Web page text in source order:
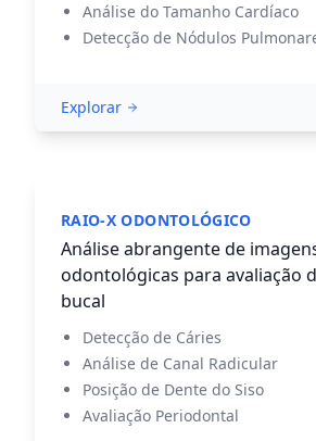
Análise do Tamanho Cardíaco
Detecção de Nódulos
Explorar
RAIO-X ODONTOLÓGICO
Análise abrangente de
odontológicas para avaliação
bucal
Detecção de Cáries
Análise de Canal Radicular
Posição de Dente do Siso
Avaliação Periodontal